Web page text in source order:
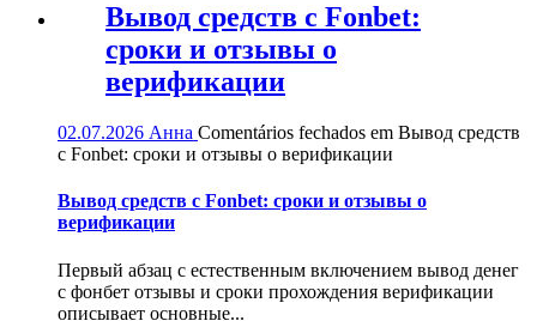
Вывод средств с Fonbet:
сроки и отзывы о
верификации
02.07.2026 Анна Comentários fechados em Вывод средств
с Fonbet: сроки и отзывы о верификации
Вывод средств с Fonbet: сроки и отзывы о
верификации
Первый абзац с естественным включением вывод денег
с фонбет отзывы и сроки прохождения верификации
описывает основные...